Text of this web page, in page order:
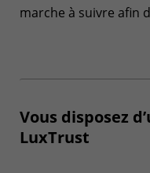
marche à suivre afin
Vous disposez
LuxTrust